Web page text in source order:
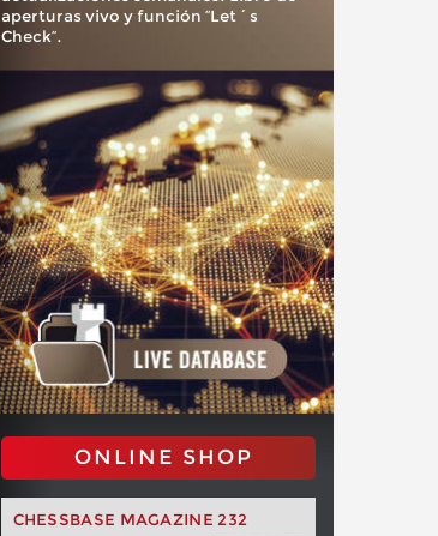
aperturas vivo y función “Let´s
Check”.
ONLINE SHOP
CHESSBASE MAGAZINE 232